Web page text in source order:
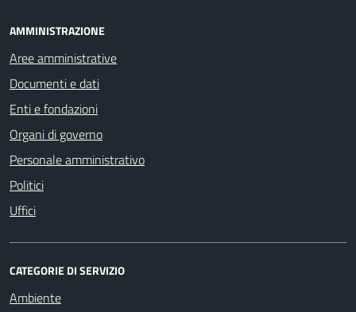
AMMINISTRAZIONE
Aree amministrative
Documenti e dati
Enti e fondazioni
Organi di governo
Personale amministrativo
Politici
Uffici
CATEGORIE DI SERVIZIO
Ambiente